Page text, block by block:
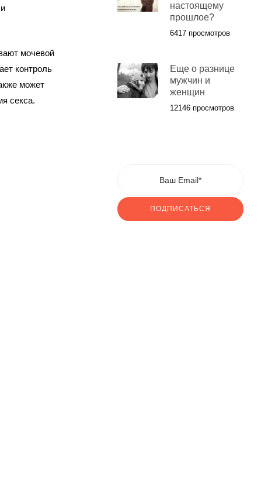
мочевой
контроль
может
секса.
настоящему
прошлое?
6417 просмотров
Еще о разнице
мужчин и
женщин
12146 просмотров
ПОДПИСАТЬСЯ